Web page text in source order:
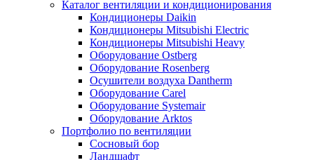
Каталог вентиляции и кондиционирования
Кондиционеры Daikin
Кондиционеры Mitsubishi Electric
Кондиционеры Mitsubishi Heavy
Оборудование Ostberg
Оборудование Rosenberg
Осушители воздуха Dantherm
Оборудование Carel
Оборудование Systemair
Оборудование Arktos
Портфолио по вентиляции
Сосновый бор
Ландшафт